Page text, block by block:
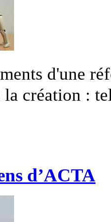
d'une
la création :
d’ACTA